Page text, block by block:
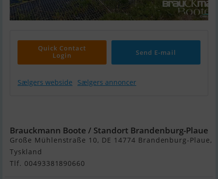
Quick Contact
Login
Send E-mail
Sælgers webside Sælgers annoncer
Brauckmann Boote / Standort Brandenburg-Plaue
Große Mühlenstraße 10, DE 14774 Brandenburg-Plaue,
Tyskland
Tlf. 00493381890660